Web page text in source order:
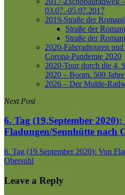
03.07.-05.07.2017
2019-Straße der
Straße der
Straße der
2020-Fahrradtouren
Corona-Pandemie 2020
2020-Tour durch die 4.
2020 – Boom. 500
2026 – Der Mulde-
Next Post
6. Tag (19.September 2020):
Fladungen/Sennhütte nach
6. Tag (19.September 2020): Von
Obersuhl
Leave a Reply